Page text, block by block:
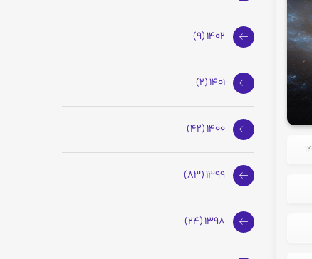
1402 (9)
1401 (2)
1400 (42)
1399 (83)
1398 (24)